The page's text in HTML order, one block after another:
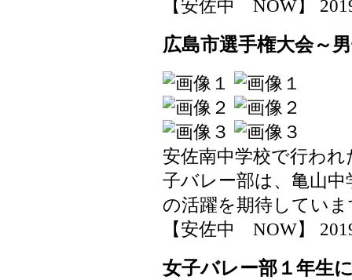
【安佐中 NOW】
広島市選手権大会～
安佐南中学校で行わ
子バレー部は、亀山
の活躍を期待してい
【安佐中 NOW】
女子バレー部１年生